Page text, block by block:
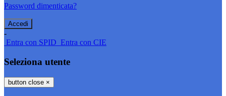
Password dimenticata?
-
Entra con SPID Entra con CIE
Seleziona utente
button close ×